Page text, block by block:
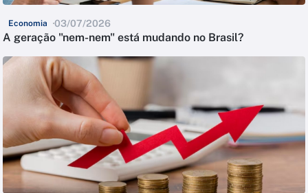
Economia 03/07/2026
A geração "nem-nem" está mudando no Brasil?